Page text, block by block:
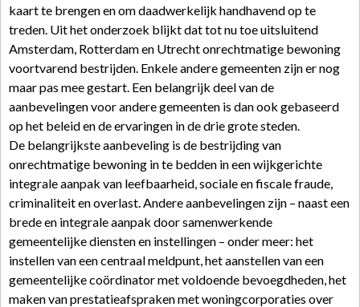
kaart te brengen en om daadwerkelijk handhavend op te
treden. Uit het onderzoek blijkt dat tot nu toe uitsluitend
Amsterdam, Rotterdam en Utrecht onrechtmatige bewoning
voortvarend bestrijden. Enkele andere gemeenten zijn er nog
maar pas mee gestart. Een belangrijk deel van de
aanbevelingen voor andere gemeenten is dan ook gebaseerd
op het beleid en de ervaringen in de drie grote steden.
De belangrijkste aanbeveling is de bestrijding van
onrechtmatige bewoning in te bedden in een wijkgerichte
integrale aanpak van leefbaarheid, sociale en fiscale fraude,
criminaliteit en overlast. Andere aanbevelingen zijn – naast een
brede en integrale aanpak door samenwerkende
gemeentelijke diensten en instellingen – onder meer: het
instellen van een centraal meldpunt, het aanstellen van een
gemeentelijke coördinator met voldoende bevoegdheden, het
maken van prestatieafspraken met woningcorporaties over